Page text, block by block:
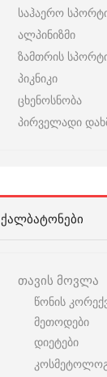
საჰაერო
ალპინიზმი
ზამთრის
პიკნიკი
ცხენოსნობა
პირველადი
ᲥᲐᲚᲑᲐᲢᲝᲜᲔᲑᲘ
თავის მოვლა
წონის
მეთოდები
დიეტები